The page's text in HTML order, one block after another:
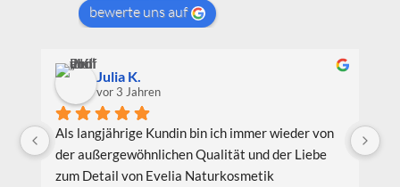
bewerte uns auf
Julia K.
vor 3 Jahren
Als langjährige Kundin bin ich immer wieder von
der außergewöhnlichen Qualität und der Liebe
zum Detail von Evelia Naturkosmetik